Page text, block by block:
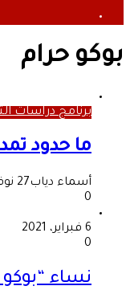
بوكو حرام
برنامج دراسات
ما حدود
أسماء دياب27 نوفمبر، 2021
0
6 فبراير، 2021
0
نساء